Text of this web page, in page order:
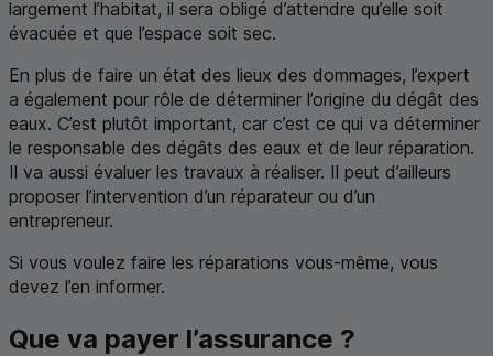
largement l’habitat, il sera obligé d’attendre qu’elle soit
évacuée et que l’espace soit sec.
En plus de faire un état des lieux des dommages, l’expert
a également pour rôle de déterminer l’origine du dégât des
eaux. C’est plutôt important, car c’est ce qui va déterminer
le responsable des dégâts des eaux et de leur réparation.
Il va aussi évaluer les travaux à réaliser. Il peut d’ailleurs
proposer l’intervention d’un réparateur ou d’un
entrepreneur.
Si vous voulez faire les réparations vous-même, vous
devez l’en informer.
Que va payer l’assurance ?